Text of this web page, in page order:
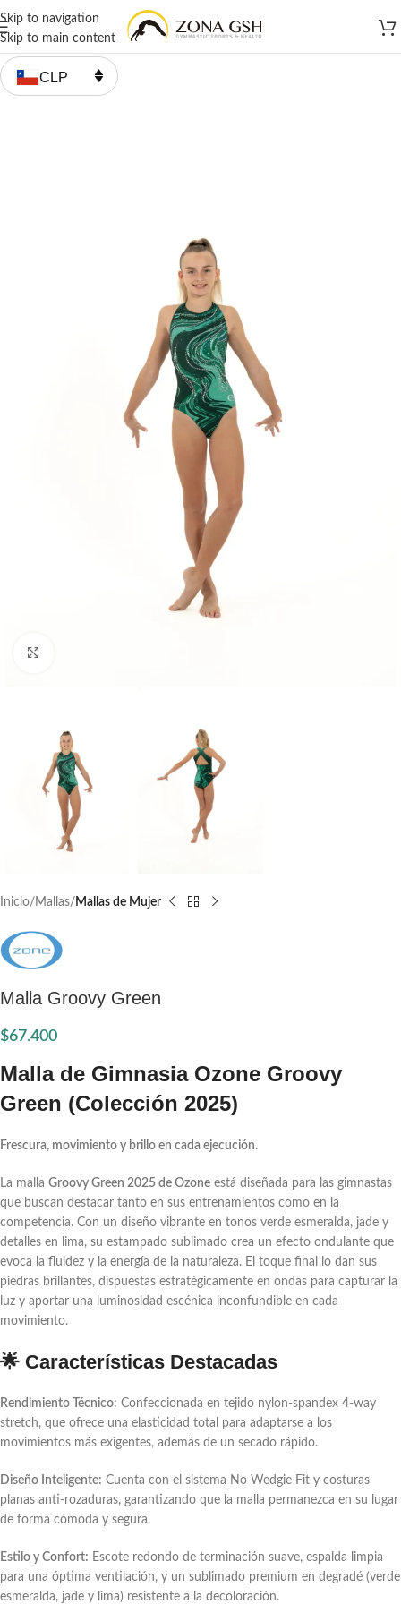
Skip to navigation
Skip to main content
CLP
Inicio Mallas Mallas de Mujer
Malla Groovy Green
$67.400
Malla de Gimnasia Ozone Groovy
Green (Colección 2025)
Frescura, movimiento y brillo en cada ejecución.
La malla Groovy Green 2025 de Ozone está diseñada para las gimnastas
que buscan destacar tanto en sus entrenamientos como en la
competencia. Con un diseño vibrante en tonos verde esmeralda, jade y
detalles en lima, su estampado sublimado crea un efecto ondulante que
evoca la fluidez y la energía de la naturaleza. El toque final lo dan sus
piedras brillantes, dispuestas estratégicamente en ondas para capturar la
luz y aportar una luminosidad escénica inconfundible en cada
movimiento.
🌟 Características Destacadas
Rendimiento Técnico: Confeccionada en tejido nylon-spandex 4-way
stretch, que ofrece una elasticidad total para adaptarse a los
movimientos más exigentes, además de un secado rápido.
Diseño Inteligente: Cuenta con el sistema No Wedgie Fit y costuras
planas anti-rozaduras, garantizando que la malla permanezca en su lugar
de forma cómoda y segura.
Estilo y Confort: Escote redondo de terminación suave, espalda limpia
para una óptima ventilación, y un sublimado premium en degradé (verde
esmeralda, jade y lima) resistente a la decoloración.